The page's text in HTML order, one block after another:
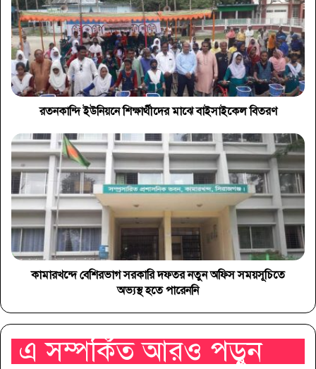
রতনকান্দি ইউনিয়নে শিক্ষার্থীদের মাঝে বাইসাইকেল বিতরণ
কামারখন্দে বেশিরভাগ সরকারি দফতর নতুন অফিস সময়সূচিতে
অভ্যস্থ হতে পারেননি
এ সম্পর্কিত আরও পড়ুন